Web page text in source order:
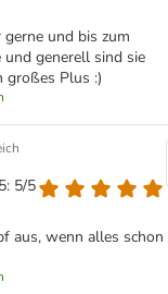
und bis zum
generell sind sie
großes Plus :)
5/5
aus, wenn alles schon